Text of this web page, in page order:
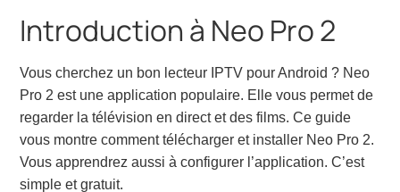
Introduction à Neo Pro 2
Vous cherchez un bon lecteur IPTV pour Android ? Neo
Pro 2 est une application populaire. Elle vous permet de
regarder la télévision en direct et des films. Ce guide
vous montre comment télécharger et installer Neo Pro 2.
Vous apprendrez aussi à configurer l’application. C’est
simple et gratuit.